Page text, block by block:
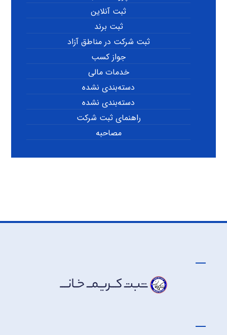
ثبت آنلاین
ثبت برند
ثبت شرکت در مناطق آزاد
جواز کسب
خدمات مالی
دسته‌بندی نشده
دسته‌بندی نشده
راهنمای ثبت شرکت
مصاحبه